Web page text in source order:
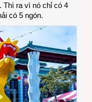
Thì ra vì nó chỉ có 4
có 5 ngón.